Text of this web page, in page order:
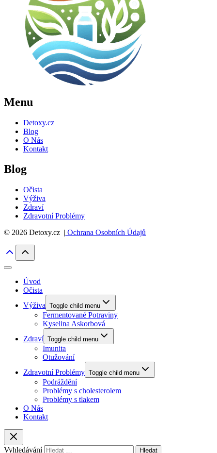
Menu
Detoxy.cz
Blog
O Nás
Kontakt
Blog
Očista
Výživa
Zdraví
Zdravotní Problémy
© 2026 Detoxy.cz | Ochrana Osobních Údajů
Úvod
Očista
Výživa Toggle child menu
Fermentované Potraviny
Kyselina Askorbová
Zdraví Toggle child menu
Imunita
Otužování
Zdravotní Problémy Toggle child menu
Podráždění
Problémy s cholesterolem
Problémy s tlakem
O Nás
Kontakt
Vyhledávání